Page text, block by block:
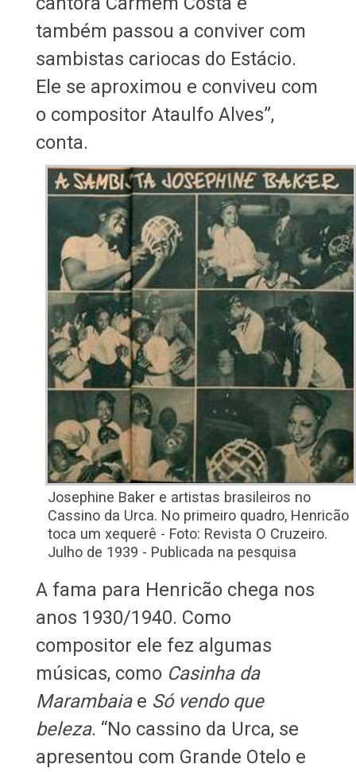
também passou a conviver com
sambistas cariocas do Estácio.
Ele se aproximou e conviveu com
o compositor Ataulfo Alves”,
conta.
Josephine Baker e artistas brasileiros no
Cassino da Urca. No primeiro quadro, Henricão
toca um xequerê - Foto: Revista O Cruzeiro.
Julho de 1939 - Publicada na pesquisa
A fama para Henricão chega nos
anos 1930/1940. Como
compositor ele fez algumas
músicas, como Casinha da
Marambaiae Só vendo que
beleza. “No cassino da Urca, se
apresentou com Grande Otelo e